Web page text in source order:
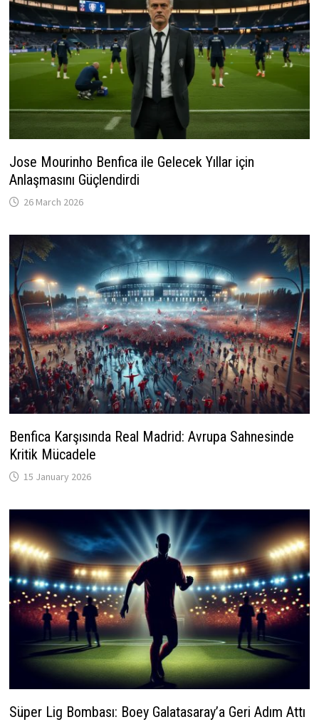
Jose Mourinho Benfica ile Gelecek Yıllar için
Anlaşmasını Güçlendirdi
26 March 2026
Benfica Karşısında Real Madrid: Avrupa Sahnesinde
Kritik Mücadele
15 January 2026
Süper Lig Bombası: Boey Galatasaray’a Geri Adım Attı